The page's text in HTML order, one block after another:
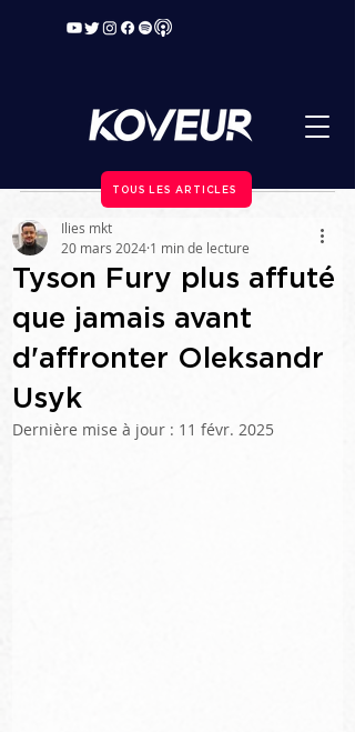
TOUS LES ARTICLES
Tyson Fury plus affuté
que jamais avant
d'affronter Oleksandr
Usyk
Ilies mkt
20 mars 2024 1 min de lecture
Dernière mise à jour : 11 févr. 2025